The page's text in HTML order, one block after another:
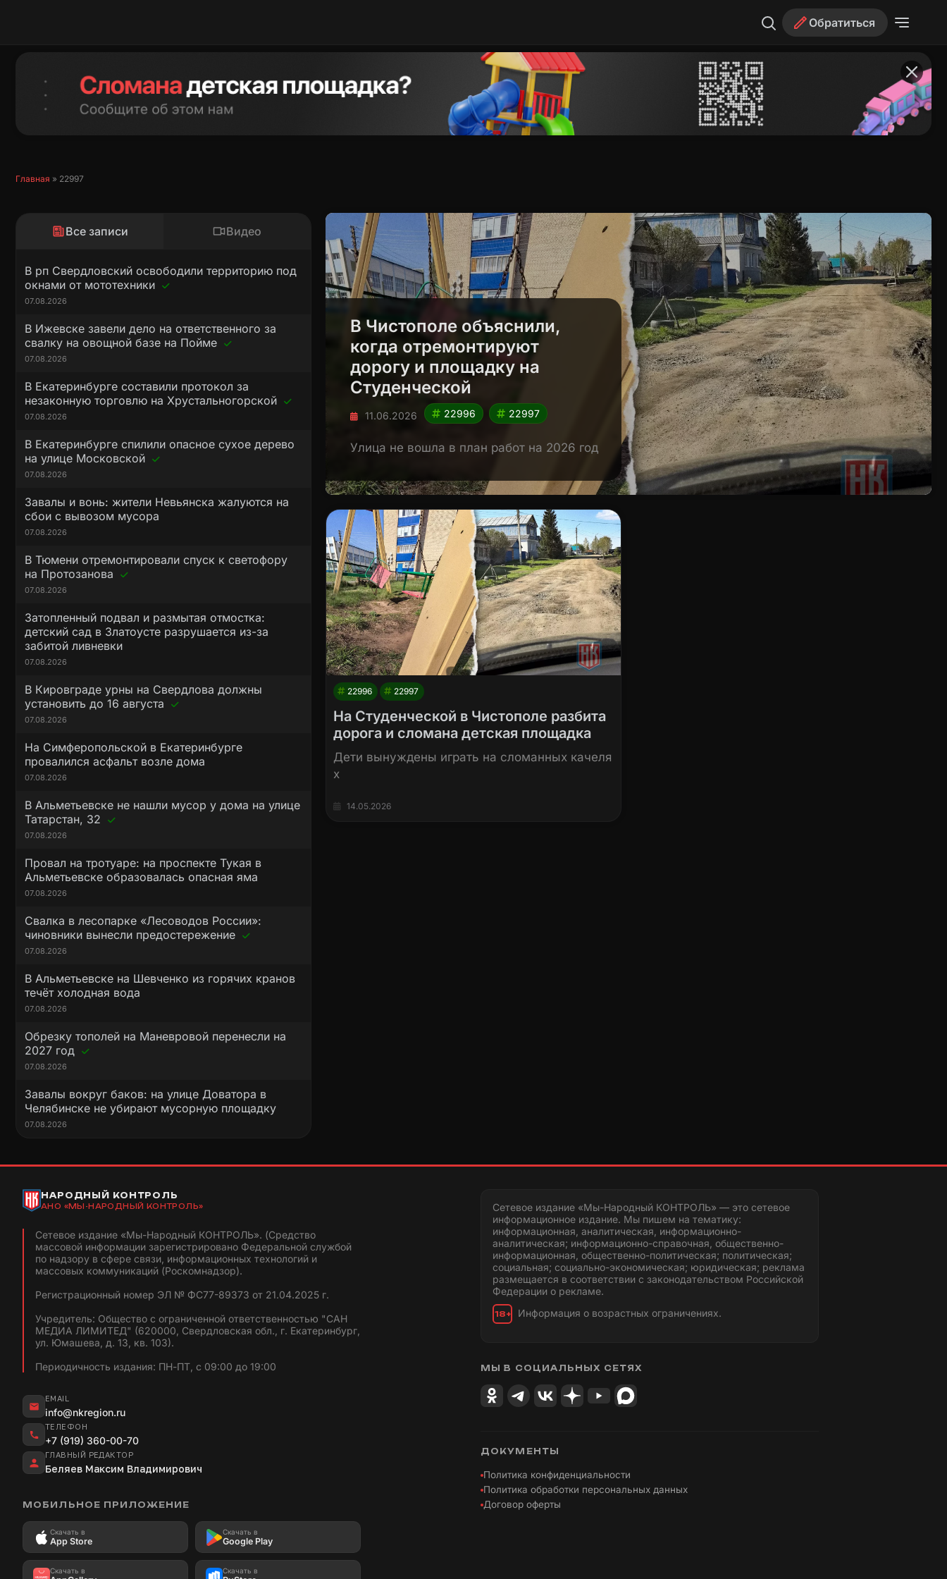
Обратиться
Главная » 22997
Все записи Видео
В рп Свердловский освободили территорию под
окнами от мототехники
07.08.2026
В Ижевске завели дело на ответственного за
свалку на овощной базе на Пойме
07.08.2026
В Екатеринбурге составили протокол за
незаконную торговлю на Хрустальногорской
07.08.2026
В Екатеринбурге спилили опасное сухое дерево
на улице Московской
07.08.2026
Завалы и вонь: жители Невьянска жалуются на
сбои с вывозом мусора
07.08.2026
В Тюмени отремонтировали спуск к светофору
на Протозанова
07.08.2026
Затопленный подвал и размытая отмостка:
детский сад в Златоусте разрушается из-за
забитой ливневки
07.08.2026
В Кировграде урны на Свердлова должны
установить до 16 августа
07.08.2026
На Симферопольской в Екатеринбурге
провалился асфальт возле дома
07.08.2026
В Альметьевске не нашли мусор у дома на улице
Татарстан, 32
07.08.2026
Провал на тротуаре: на проспекте Тукая в
Альметьевске образовалась опасная яма
07.08.2026
Свалка в лесопарке «Лесоводов России»:
чиновники вынесли предостережение
07.08.2026
В Альметьевске на Шевченко из горячих кранов
течёт холодная вода
07.08.2026
Обрезку тополей на Маневровой перенесли на
2027 год
07.08.2026
Завалы вокруг баков: на улице Доватора в
Челябинске не убирают мусорную площадку
07.08.2026
В Чистополе объяснили,
когда отремонтируют
дорогу и площадку на
Студенческой
11.06.2026 22996 22997
Улица не вошла в план работ на 2026 год
22996 22997
На Студенческой в Чистополе разбита
дорога и сломана детская площадка
Дети вынуждены играть на сломанных качеля
х
14.05.2026
НАРОДНЫЙ КОНТРОЛЬ
АНО «МЫ-НАРОДНЫЙ КОНТРОЛЬ»
Сетевое издание «Мы-Народный КОНТРОЛЬ». (Средство
массовой информации зарегистрировано Федеральной службой
по надзору в сфере связи, информационных технологий и
массовых коммуникаций (Роскомнадзор).
Регистрационный номер ЭЛ № ФС77-89373 от 21.04.2025 г.
Учредитель: Общество с ограниченной ответственностью "САН
МЕДИА ЛИМИТЕД" (620000, Свердловская обл., г. Екатеринбург,
ул. Юмашева, д. 13, кв. 103).
Периодичность издания: ПН-ПТ, с 09:00 до 19:00
EMAIL
info@nkregion.ru
ТЕЛЕФОН
+7 (919) 360-00-70
ГЛАВНЫЙ РЕДАКТОР
Беляев Максим Владимирович
МОБИЛЬНОЕ ПРИЛОЖЕНИЕ
Скачать в
App Store
Скачать в
Google Play
Скачать в Скачать в
Сетевое издание «Мы-Народный КОНТРОЛЬ» — это сетевое
информационное издание. Мы пишем на тематику:
информационная, аналитическая, информационно-
аналитическая; информационно-справочная, общественно-
информационная, общественно-политическая; политическая;
социальная; социально-экономическая; юридическая; реклама
размещается в соответствии с законодательством Российской
Федерации о рекламе.
18+ Информация о возрастных ограничениях.
МЫ В СОЦИАЛЬНЫХ СЕТЯХ
ДОКУМЕНТЫ
Политика конфиденциальности
Политика обработки персональных данных
Договор оферты